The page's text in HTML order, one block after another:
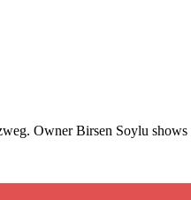
Owner Birsen Soylu